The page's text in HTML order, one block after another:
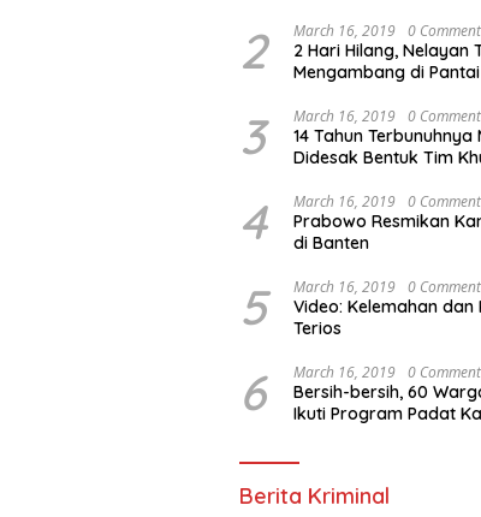
2 March 16, 2019 0 Comment
2 Hari Hilang, Nelayan
Mengambang di
3 March 16, 2019 0 Comment
14 Tahun Terbunuhnya
Didesak Bentuk Tim
4 March 16, 2019 0 Comment
Prabowo Resmikan
di Banten
5 March 16, 2019 0 Comment
Video: Kelemahan dan
Terios
6 March 16, 2019 0 Comment
Bersih-bersih, 60
Ikuti Program Padat
Berita Kriminal